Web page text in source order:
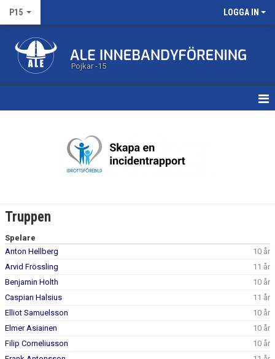
P15 LOGGA IN
Pojkar -15
DOKUMENT
NYHETER
Truppen
Spelare
Anton Hellberg
10 år
Arvid Frössling
11 år
Benjamin Holth
10 år
Caspian Halsius
11 år
Elliot Samuelsson
10 år
Elmer Asiainen
10 år
Filip Corneliusson
10 år